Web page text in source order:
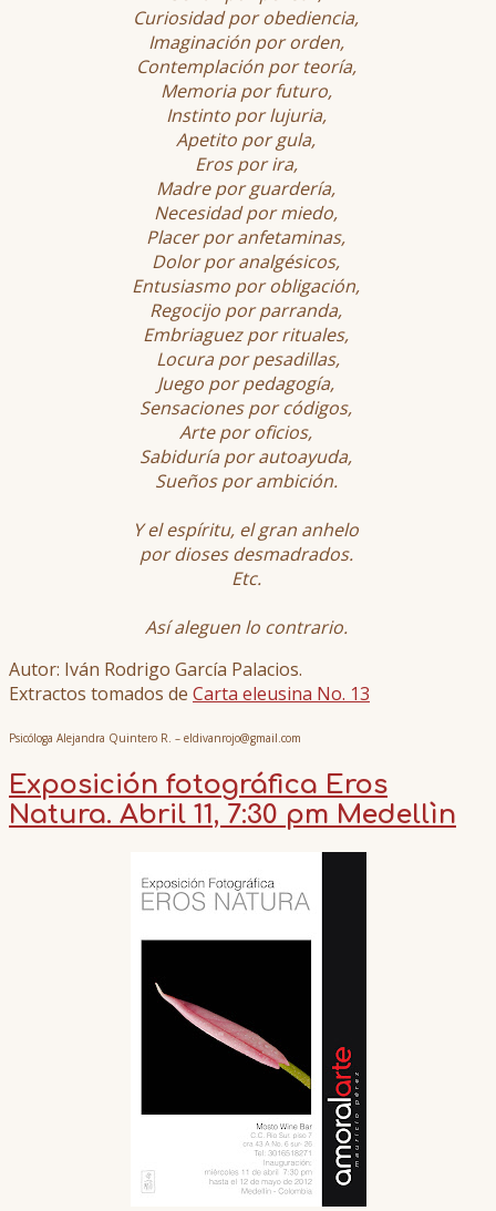
Curiosidad por obediencia,
Imaginación por orden,
Contemplación por teoría,
Memoria por futuro,
Instinto por lujuria,
Apetito por gula,
Eros por ira,
Madre por guardería,
Necesidad por miedo,
Placer por anfetaminas,
Dolor por analgésicos,
Entusiasmo por obligación,
Regocijo por parranda,
Embriaguez por rituales,
Locura por pesadillas,
Juego por pedagogía,
Sensaciones por códigos,
Arte por oficios,
Sabiduría por autoayuda,
Sueños por ambición.
Y el espíritu, el gran anhelo
por dioses desmadrados.
Etc.
Así aleguen lo contrario.
Autor: Iván Rodrigo García Palacios.
Extractos tomados de Carta eleusina No. 13
Psicóloga Alejandra Quintero R. – eldivanrojo@gmail.com
Exposición fotográfica Eros
Natura. Abril 11, 7:30 pm Medellìn